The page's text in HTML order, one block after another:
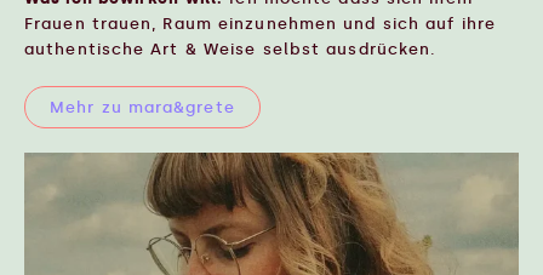
Frauen trauen, Raum einzunehmen und sich auf ihre
authentische Art & Weise selbst ausdrücken.
Mehr zu mara&grete